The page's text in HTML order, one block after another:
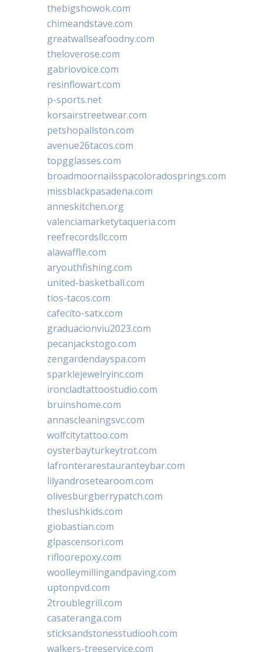
thebigshowok.com
chimeandstave.com
greatwallseafoodny.com
theloverose.com
gabriovoice.com
resinflowart.com
p-sports.net
korsairstreetwear.com
petshopallston.com
avenue26tacos.com
topgglasses.com
broadmoornailsspacoloradosprings.com
missblackpasadena.com
anneskitchen.org
valenciamarketytaqueria.com
reefrecordsllc.com
alawaffle.com
aryouthfishing.com
united-basketball.com
tios-tacos.com
cafecito-satx.com
graduacionviu2023.com
pecanjackstogo.com
zengardendayspa.com
sparklejewelryinc.com
ironcladtattoostudio.com
bruinshome.com
annascleaningsvc.com
wolfcitytattoo.com
oysterbayturkeytrot.com
lafronterarestauranteybar.com
lilyandrosetearoom.com
olivesburgberrypatch.com
theslushkids.com
giobastian.com
glpascensori.com
rifloorepoxy.com
woolleymillingandpaving.com
uptonpvd.com
2troublegrill.com
casateranga.com
sticksandstonesstudiooh.com
walkers-treeservice.com